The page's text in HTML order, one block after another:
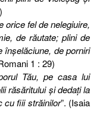
orice fel de nelegiuire,
de răutate; plini de
înşelăciune, de porniri
1 : 29)
Tău, pe casa lui
răsăritului şi dedaţi la
cu fiii străinilor”. (Isaia